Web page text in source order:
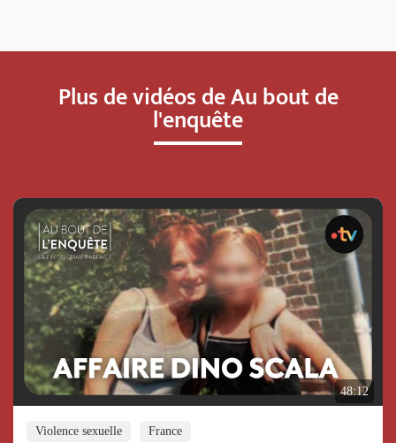
Plus de vidéos de Au bout de
l'enquête
48:12
Violence sexuelle France